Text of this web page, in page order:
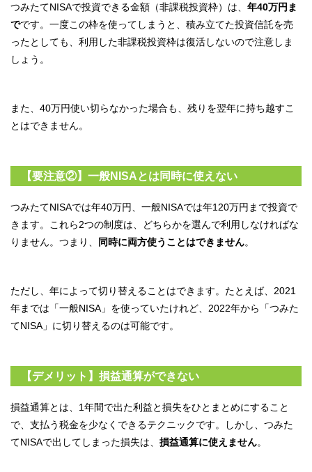
つみたてNISAで投資できる金額（非課税投資枠）は、 年40万円ま
でです。一度この枠を使ってしまうと、積み立てた投資信託を売
ったとしても、利用した非課税投資枠は復活しないので注意しま
しょう。
また、40万円使い切らなかった場合も、残りを翌年に持ち越すこ
とはできません。
【要注意②】一般NISAとは同時に使えない
つみたてNISAでは年40万円、一般NISAでは年120万円まで投資で
きます。これら2つの制度は、どちらかを選んで利用しなければな
りません。つまり、
同時に両方使うことはできません。
ただし、年によって切り替えることはできます。たとえば、2021
年までは「一般NISA」を使っていたけれど、2022年から「つみた
てNISA」に切り替えるのは可能です。
【デメリット】損益通算ができない
損益通算とは、1年間で出た利益と損失をひとまとめにすること
で、支払う税金を少なくできるテクニックです。しかし、つみた
てNISAで出してしまった損失は、 損益通算に使えません。